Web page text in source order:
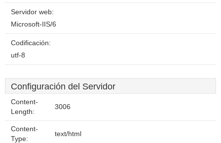
Servidor web:
Microsoft-IIS/6
Codificación:
utf-8
Configuración del Servidor
Content-
Length:
3006
Content-
Type:
text/html